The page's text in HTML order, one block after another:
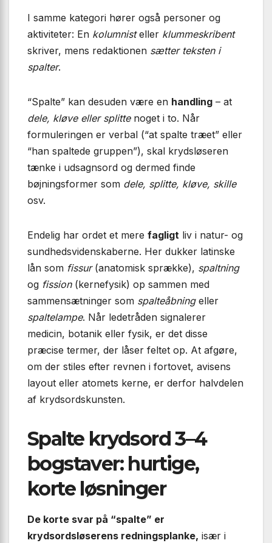
I samme kategori hører også personer og
aktiviteter: En kolumnisteller klummeskribent
skriver, mens redaktionen sætter teksten i
spalter.
“Spalte” kan desuden være en handling – at
dele, kløve eller splittenoget i to. Når
formuleringen er verbal (“at spalte træet” eller
“han spaltede gruppen”), skal krydsløseren
tænke i udsagnsord og dermed finde
bøjningsformer som dele, splitte, kløve, skille
osv.
Endelig har ordet et mere fagligt liv i natur- og
sundhedsvidenskaberne. Her dukker latinske
lån som fissur(anatomisk sprække), spaltning
og fission(kernefysik) op sammen med
sammensætninger som spalteåbningeller
spaltelampe. Når ledetråden signalerer
medicin, botanik eller fysik, er det disse
præcise termer, der låser feltet op. At afgøre,
om der stiles efter revnen i fortovet, avisens
layout eller atomets kerne, er derfor halvdelen
af krydsordskunsten.
Spalte krydsord 3–4
bogstaver: hurtige,
korte løsninger
De korte svar på “spalte” er
krydsordsløserens redningsplanke, især i